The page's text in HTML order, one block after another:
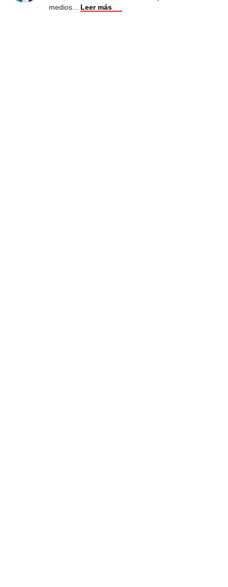
medios
Leer más